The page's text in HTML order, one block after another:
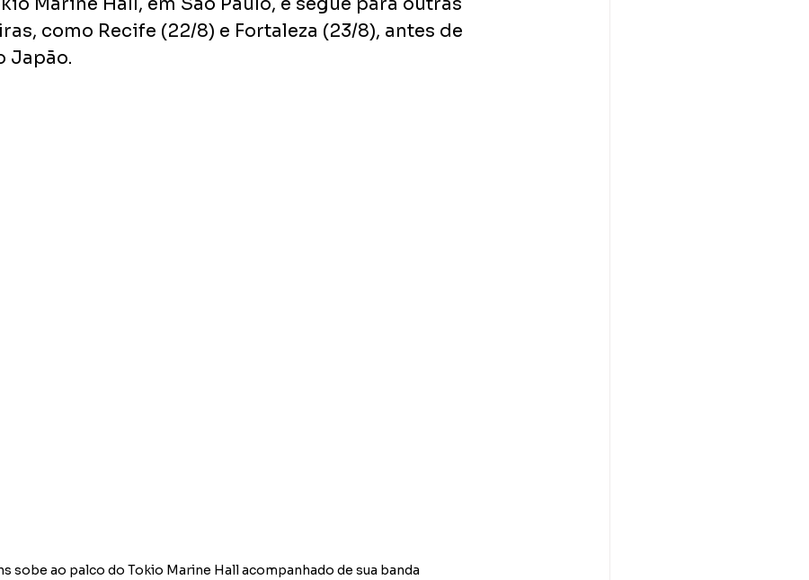
como Recife (22/8) e Fortaleza (23/8), antes de
Japão.
sobe ao palco do Tokio Marine Hall acompanhado de sua banda